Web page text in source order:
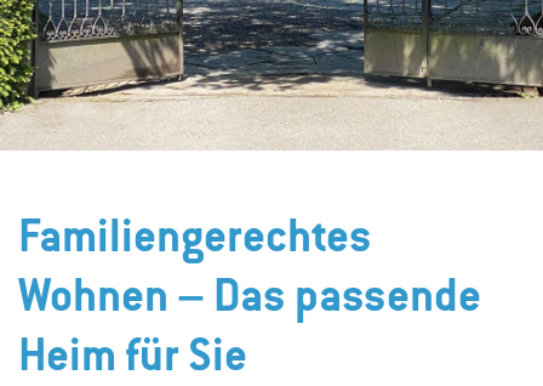
Familiengerechtes
Wohnen – Das passende
Heim für Sie